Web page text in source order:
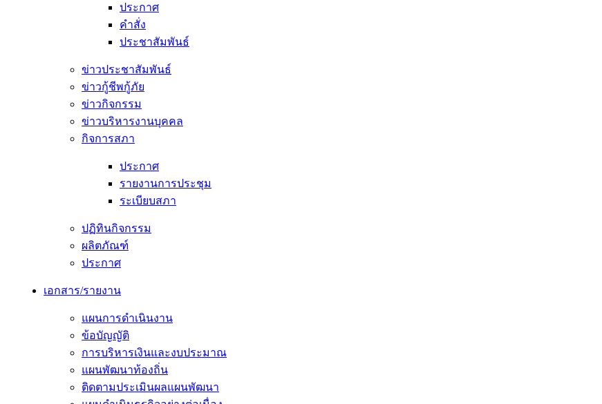
ประกาศ
คำสั่ง
ประชาสัมพันธ์
ข่าวประชาสัมพันธ์
ข่าวกู้ชีพกู้ภัย
ข่าวกิจกรรม
ข่าวบริหารงานบุคคล
กิจการสภา
ประกาศ
รายงานการประชุม
ระเบียบสภา
ปฏิทินกิจกรรม
ผลิตภัณฑ์
ประกาศ
เอกสาร/รายงาน
แผนการดำเนินงาน
ข้อบัญญัติ
การบริหารเงินและงบประมาณ
แผนพัฒนาท้องถิ่น
ติดตามประเมินผลแผนพัฒนา